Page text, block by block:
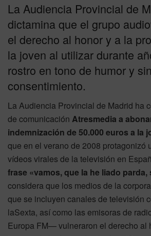
La Audiencia Provincial de
dictamina que el grupo
el derecho al honor y a la
la joven al utilizar durante
rostro en tono de humor y
consentimiento.
La Audiencia Provincial de Madrid ha
de comunicación Atresmedia a
indemnización de 50.000 euros a la
que en el verano de 2008 protagonizó
vídeos virales de la televisión en
frase «vamos, que la he liado parda,
considera que los medios de la
que se incluyen canales de televisión
laSexta, así como las emisoras de
Europa FM— vulneraron el derecho al